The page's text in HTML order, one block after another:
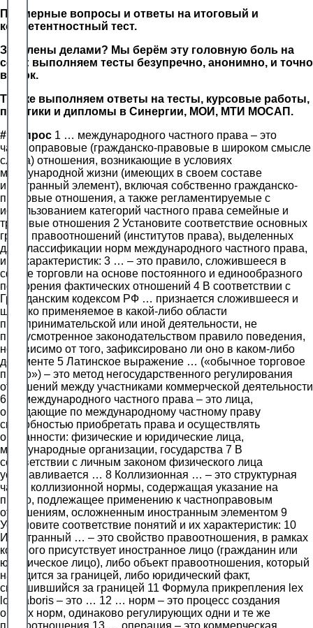
Примерные вопросы и ответы на итоговый и
компетентностный тест.
Завалены делами? Мы берём эту головную боль на
себя: выполняем тесты безупречно, анонимно, и точно
в срок.
Так же выполняем ответы на тесты, курсовые работы,
практики и дипломы в Синергии, МОИ, МТИ МОСАП.
#
Вопрос 1 … международного частного права – это
частноправовые (гражданско-правовые в широком смысле
слова) отношения, возникающие в условиях
международной жизни (имеющих в своем составе
иностранный элемент), включая собственно гражданско-
правовые отношения, а также регламентируемые с
использованием категорий частного права семейные и
трудовые отношения 2 Установите соответствие основных
групп правоотношений (институтов права), выделенных
для классификации норм международного частного права,
и их характеристик: 3 … – это правило, сложившееся в
сфере торговли на основе постоянного и единообразного
повторения фактических отношений 4 В соответствии с
Гражданским кодексом РФ … признается сложившееся и
широко применяемое в какой-либо области
предпринимательской или иной деятельности, не
предусмотренное законодательством правило поведения,
независимо от того, зафиксировано ли оно в каком-либо
документе 5 Латинское выражение … («обычное торговое
право») – это метод негосударственного регулирования
отношений между участниками коммерческой деятельности
6 … международного частного права – это лица,
обладающие по международному частному праву
способностью приобретать права и осуществлять
обязанности: физические и юридические лица,
международные организации, государства 7 В
соответствии с личным законом физического лица
устанавливается … 8 Коллизионная … – это структурная
часть коллизионной нормы, содержащая указание на
право, подлежащее применению к частноправовым
отношениям, осложненным иностранным элементом 9
Установите соответствие понятий и их характеристик: 10
Иностранный … – это свойство правоотношения, в рамках
которого присутствует иностранное лицо (гражданин или
юридическое лицо), либо объект правоотношения, который
находится за границей, либо юридический факт,
свершившийся за границей 11 Формула прикрепления lex
loci laboris – это … 12 … норм – это процесс создания
общих норм, одинаково регулирующих одни и те же
правоотношения 13 … операция – это коммерческая